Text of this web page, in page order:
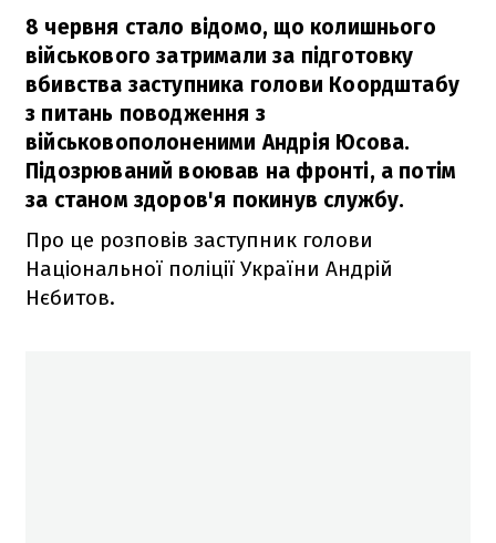
8 червня стало відомо, що колишнього
військового затримали за підготовку
вбивства заступника голови Коордштабу
з питань поводження з
військовополоненими Андрія Юсова.
Підозрюваний воював на фронті, а потім
за станом здоров'я покинув службу.
Про це розповів заступник голови
Національної поліції України Андрій
Нєбитов.